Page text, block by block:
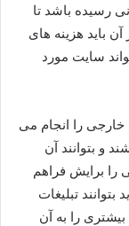
رسیده باشد تا
باید هزینه‌ های
سایت مورد
را انجام می‌
و بتوانند آن
را برایش فراهم
بتوانند تبلیغات
را به آن